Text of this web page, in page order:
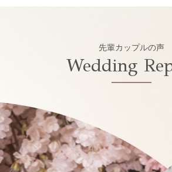
先輩カップルの声
Wedding